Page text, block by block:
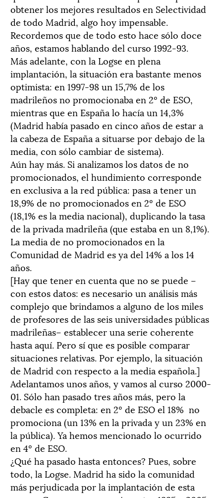
obtener los mejores resultados en Selectividad
de todo Madrid, algo hoy impensable.
Recordemos que de todo esto hace sólo doce
años, estamos hablando del curso 1992-93.
Más adelante, con la Logse en plena
implantación, la situación era bastante menos
optimista: en 1997-98 un 15,7% de los
madrileños no promocionaba en 2º de ESO,
mientras que en España lo hacía un 14,3%
(Madrid había pasado en cinco años de estar a
la cabeza de España a situarse por debajo de la
media, con sólo cambiar de sistema).
Aún hay más. Si analizamos los datos de no
promocionados, el hundimiento corresponde
en exclusiva a la red pública: pasa a tener un
18,9% de no promocionados en 2º de ESO
(18,1% es la media nacional), duplicando la tasa
de la privada madrileña (que estaba en un 8,1%).
La media de no promocionados en la
Comunidad de Madrid es ya del 14% a los 14
años.
[Hay que tener en cuenta que no se puede –
con estos datos: es necesario un análisis más
complejo que brindamos a alguno de los miles
de profesores de las seis universidades públicas
madrileñas– establecer una serie coherente
hasta aquí. Pero sí que es posible comparar
situaciones relativas. Por ejemplo, la situación
de Madrid con respecto a la media española.]
Adelantamos unos años, y vamos al curso 2000-
01. Sólo han pasado tres años más, pero la
debacle es completa: en 2º de ESO el 18% no
promociona (un 13% en la privada y un 23% en
la pública). Ya hemos mencionado lo ocurrido
en 4º de ESO.
¿Qué ha pasado hasta entonces? Pues, sobre
todo, la Logse. Madrid ha sido la comunidad
más perjudicada por la implantación de esta